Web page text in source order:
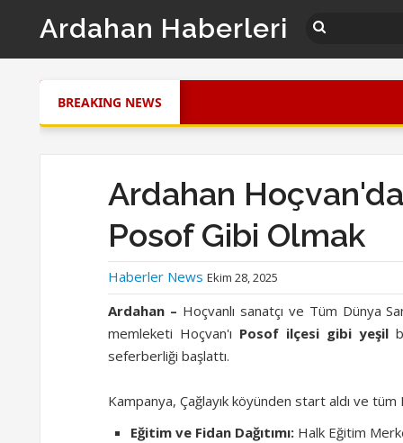
Ardahan Haberleri
BREAKING NEWS
Ardahan
Posof Gibi Olmak
Haberler News Ekim 28, 2025
Ardahan – Hoçvanlı sanatçı ve Tüm Dünya
memleketi Hoçvan'ı Posof ilçesi gibi yeşil
seferberliği başlattı.
Kampanya, Çağlayık köyünden start aldı ve
Eğitim ve Fidan Dağıtımı: Halk Eğitim